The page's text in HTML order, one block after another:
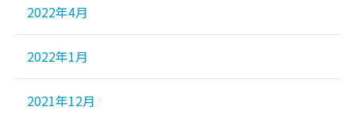
2022年4月
2022年1月
2021年12月